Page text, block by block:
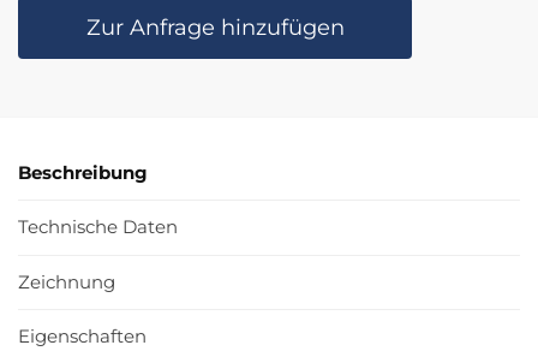
Zur Anfrage hinzufügen
Beschreibung
Technische Daten
Zeichnung
Eigenschaften